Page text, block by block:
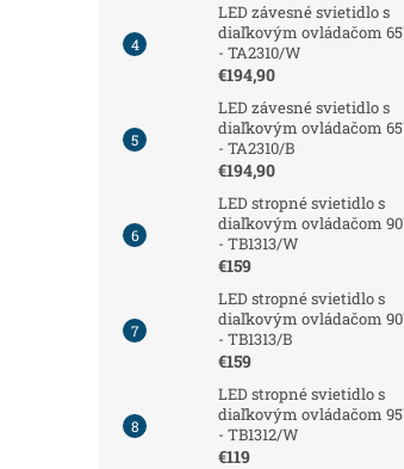
LED závesné svietidlo s
diaľkovým ovládačom
- TA2310/W
€194,90
LED závesné svietidlo s
diaľkovým ovládačom
- TA2310/B
€194,90
LED stropné svietidlo s
diaľkovým ovládačom
- TB1313/W
€159
LED stropné svietidlo s
diaľkovým ovládačom
- TB1313/B
€159
LED stropné svietidlo s
diaľkovým ovládačom
- TB1312/W
€119